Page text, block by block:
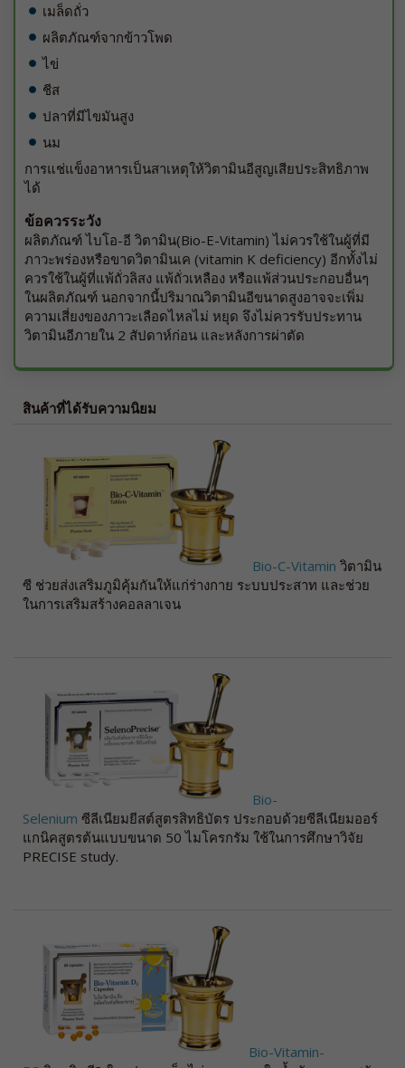
เมล็ดถั่ว
ผลิตภัณฑ์จากข้าวโพด
ไข่
ชีส
ปลาที่มีไขมันสูง
นม
การแช่แข็งอาหารเป็นสาเหตุให้วิตามินอีสูญเสียประสิทธิภาพ
ได้
ข้อควรระวัง
ผลิตภัณฑ์ ไบโอ-อี วิตามิน(Bio-E-Vitamin) ไม่ควรใช้ในผู้ที่มี
ภาวะพร่องหรือขาดวิตามินเค (vitamin K deficiency) อีกทั้งไม่
ควรใช้ในผู้ที่แพ้ถั่วลิสง แพ้ถั่วเหลือง หรือแพ้ส่วนประกอบอื่นๆ
ในผลิตภัณฑ์ นอกจากนี้ปริมาณวิตามินอีขนาดสูงอาจจะเพิ่ม
ความเสี่ยงของภาวะเลือดไหลไม่ หยุด จึงไม่ควรรับประทาน
วิตามินอีภายใน 2 สัปดาห์ก่อน และหลังการผ่าตัด
สินค้าที่ได้รับความนิยม
Bio-C-Vitamin วิตามิน
ซี ช่วยส่งเสริมภูมิคุ้มกันให้แก่ร่างกาย ระบบประสาท และช่วย
ในการเสริมสร้างคอลลาเจน
Bio-
Selenium ซีลีเนียมยีสต์สูตรสิทธิบัตร ประกอบด้วยซีลีเนียมออร์
แกนิคสูตรต้นแบบขนาด 50 ไมโครกรัม ใช้ในการศึกษาวิจัย
PRECISE study.
Bio-Vitamin-